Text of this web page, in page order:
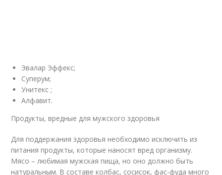
Эвалар Эффекс;
Суперум;
Унитекс ;
Алфавит.
Продукты, вредные для мужского здоровья
Для поддержания здоровья необходимо исключить из
питания продукты, которые наносят вред организму.
Мясо – любимая мужская пища, но оно должно быть
натуральным. В составе колбас, сосисок, фас-фуда много